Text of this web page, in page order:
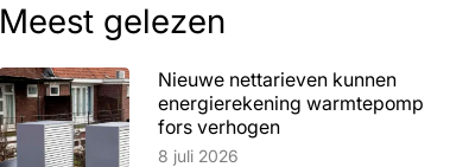
Meest gelezen
Nieuwe nettarieven kunnen
energierekening warmtepomp
fors verhogen
Lees artikel
8 juli 2026